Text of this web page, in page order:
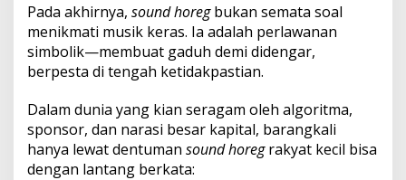
Pada akhirnya, sound horegbukan semata soal
menikmati musik keras. Ia adalah perlawanan
simbolik—membuat gaduh demi didengar,
berpesta di tengah ketidakpastian.
Dalam dunia yang kian seragam oleh algoritma,
sponsor, dan narasi besar kapital, barangkali
hanya lewat dentuman sound horegrakyat kecil bisa
dengan lantang berkata: